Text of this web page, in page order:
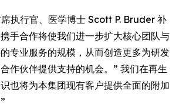
执行官、医学博士 Scott P. Bruder 补
手合作将使我们进一步扩大核心团队与
专业服务的规模，从而创造更多为研发
作伙伴提供支持的机会。” 我们在再生
也将为本集团现有客户提供全面的附加